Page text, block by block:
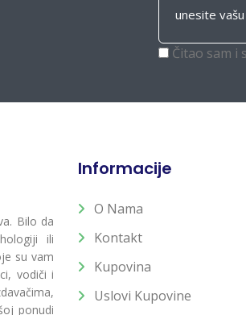
Čitao sam i
Bilo da
ili
su vam
vodiči i
ponudi
Informacije
O Nama
Kontakt
Kupovina
Uslovi Kupovine